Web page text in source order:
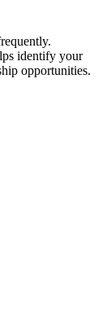
identify your
opportunities.